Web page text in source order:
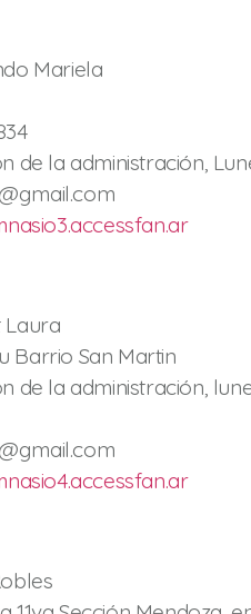
Mariela
de la administración,
Laura
Barrio San Martin
de la administración,